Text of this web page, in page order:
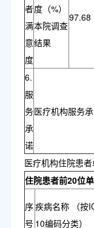
者
满
意
度
度（%）
本院调查
结果
97.68
6.
服
务
承
诺
医疗机构服务
医疗机构住院患
住院患者前20位
序
号
疾病名称 （按
10编码分类）